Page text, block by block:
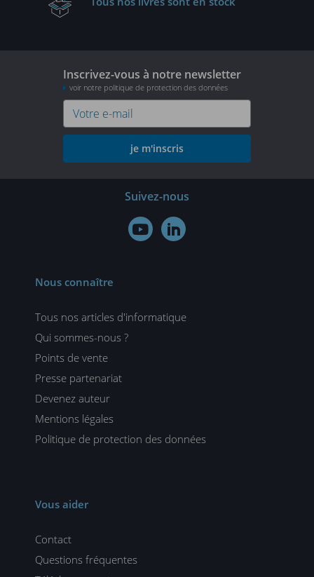
Inscrivez-vous à notre newsletter
voir notre politique de protection des données
je m'inscris
Suivez-nous
 
Nous connaître
Tous nos articles d'informatique
Qui sommes-nous ?
Points de vente
Presse partenariat
Devenez auteur
Mentions légales
Politique de protection des données
Vous aider
Contact
Questions fréquentes